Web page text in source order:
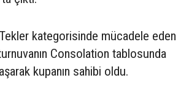
kategorisinde mücadele eden
Consolation tablosunda
kupanın sahibi oldu.